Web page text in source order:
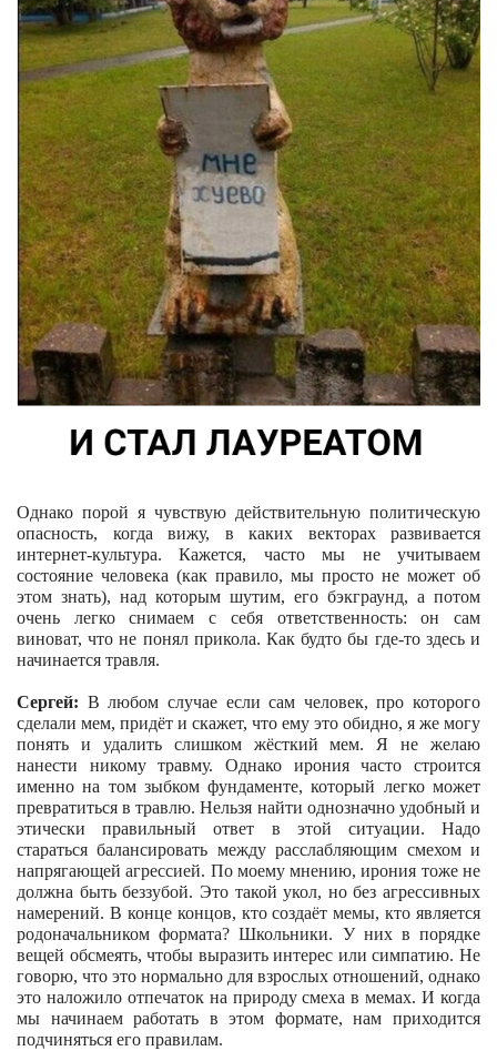
Однако порой я чувствую действительную политическую
опасность, когда вижу, в каких векторах развивается
интернет-культура. Кажется, часто мы не учитываем
состояние человека (как правило, мы просто не может об
этом знать), над которым шутим, его бэкграунд, а потом
очень легко снимаем с себя ответственность: он сам
виноват, что не понял прикола. Как будто бы где-то здесь и
начинается травля.
Сергей: В любом случае если сам человек, про которого
сделали мем, придёт и скажет, что ему это обидно, я же могу
понять и удалить слишком жёсткий мем. Я не желаю
нанести никому травму. Однако ирония часто строится
именно на том зыбком фундаменте, который легко может
превратиться в травлю. Нельзя найти однозначно удобный и
этически правильный ответ в этой ситуации. Надо
стараться балансировать между расслабляющим смехом и
напрягающей агрессией. По моему мнению, ирония тоже не
должна быть беззубой. Это такой укол, но без агрессивных
намерений. В конце концов, кто создаёт мемы, кто является
родоначальником формата? Школьники. У них в порядке
вещей обсмеять, чтобы выразить интерес или симпатию. Не
говорю, что это нормально для взрослых отношений, однако
это наложило отпечаток на природу смеха в мемах. И когда
мы начинаем работать в этом формате, нам приходится
подчиняться его правилам.